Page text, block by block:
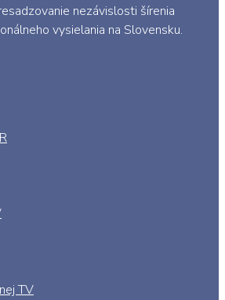
nezávislosti šírenia
vysielania na Slovensku.
TV